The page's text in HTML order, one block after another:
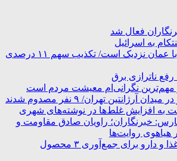
فعال شد
به اسرائیل
عراقچی: توافق با عمان نزدیک است/ تکذیب سهم ۱۱ درصدی
ناترازی برق
مهم‌ترین نگرانی‌ام معیشت مردم است
تهران/ ۹ نفر مصدوم شدند
به افزایش غلط‌ها در نوشته‌های شهری
خبرنگاران؛ راویان صادق مقاومت و
هیاهوی روایت‌ها
دستور سازمان غذا و دارو برای جمع‌آوری ۳ محصول